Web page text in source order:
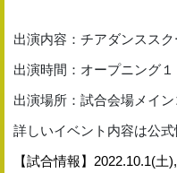
出演内容：チアダンスス
出演時間：オープニング１
出演場所：試合会場メイン
詳しいイベント内容は公式
【試合情報】2022.10.1(